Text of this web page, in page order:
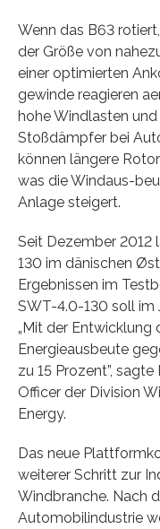
Wenn das B63
der Größe von
einer optimierten
gewinde reagieren
hohe Windlasten
Stoßdämpfer bei
können längere
was die Windaus-
Anlage steigert.
Seit Dezember
130 im dänischen
Ergebnissen im
SWT-4.0-130 soll im
„Mit der Entwicklung
Energieausbeute
zu 15 Prozent”,
Officer der Division
Energy.
Das neue
weiterer Schritt zur
Windbranche. Nach
Automobilindustrie